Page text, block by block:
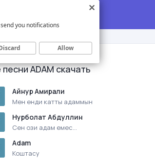
песни ADAM скачать
Айнур Амирали
Мен енди катты адаммын
Нурболат Абдуллин
Сен ози адам емес...
Adam
Коштасу
you notifications
Allow